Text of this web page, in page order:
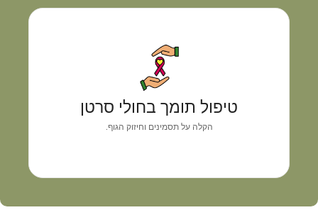
טיפול תומך בחולי סרטן
הקלה על תסמינים וחיזוק הגוף.
טיפול תומך בחולי סרטן
גישה רפואית אישית המשלבת אבחון מדויק, איזון
תסמינים וליווי מקצועי